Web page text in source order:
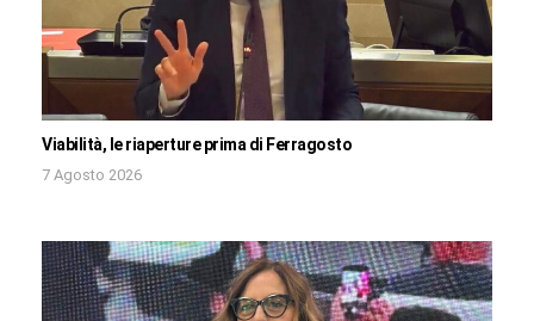
Viabilità, le riaperture prima di Ferragosto
7 Agosto 2026